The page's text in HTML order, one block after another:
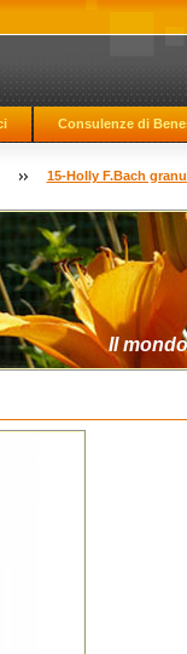
Consulenze di
15-Holly F.Bach
Il